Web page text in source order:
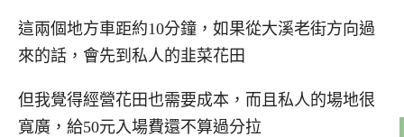
這兩個地方車距約10分鐘，如果從大溪老街方向過
來的話，會先到私人的韭菜花田
但我覺得經營花田也需要成本，而且私人的場地很
寬廣，給50元入場費還不算過分拉